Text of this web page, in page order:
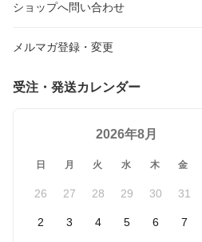
ショップへ問い合わせ
メルマガ登録・変更
受注・発送カレンダー
2026年8月
日 月 火 水 木 金
26 27 28 29 30 31
2 3 4 5 6 7